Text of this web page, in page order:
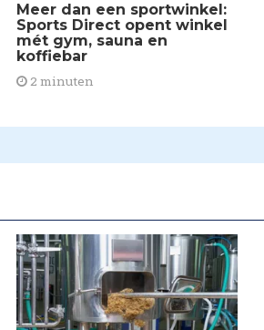
Meer dan een sportwinkel:
Sports Direct opent winkel
mét gym, sauna en
koffiebar
2 minuten